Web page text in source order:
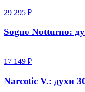
29 295 ₽
Sogno Notturno:
17 149 ₽
Narcotic V.: духи